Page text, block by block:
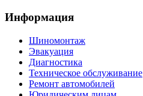
Информация
Шиномонтаж
Эвакуация
Диагностика
Техническое обслуживание
Ремонт автомобилей